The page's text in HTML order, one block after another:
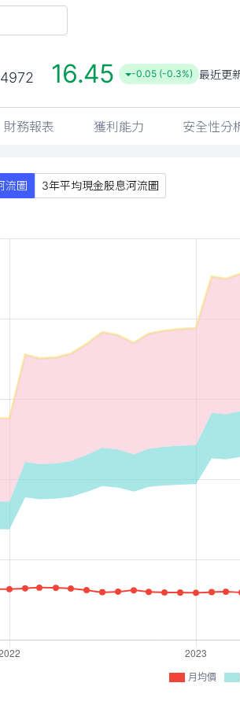
4972 16.45 -0.05 (-0.3%) 最近更
財務報表 獲利能力 安全性分
流圖 3年平均現金股息河流圖
月均價